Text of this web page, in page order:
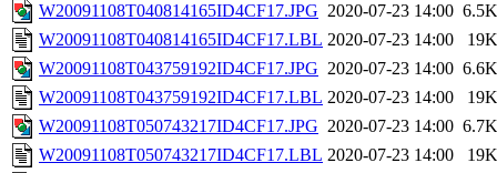
W20091108T040814165ID4CF17.JPG 2020-07-23 14:00 6.5K
W20091108T040814165ID4CF17.LBL 2020-07-23 14:00
19K
W20091108T043759192ID4CF17.JPG 2020-07-23 14:00 6.6K
W20091108T043759192ID4CF17.LBL 2020-07-23 14:00
19K
W20091108T050743217ID4CF17.JPG 2020-07-23 14:00 6.7K
W20091108T050743217ID4CF17.LBL 2020-07-23 14:00
19K